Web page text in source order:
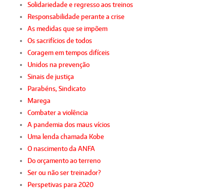
Solidariedade e regresso aos treinos
Responsabilidade perante a crise
As medidas que se impõem
Os sacrifícios de todos
Coragem em tempos difíceis
Unidos na prevenção
Sinais de justiça
Parabéns, Sindicato
Marega
Combater a violência
A pandemia dos maus vícios
Uma lenda chamada Kobe
O nascimento da ANFA
Do orçamento ao terreno
Ser ou não ser treinador?
Perspetivas para 2020